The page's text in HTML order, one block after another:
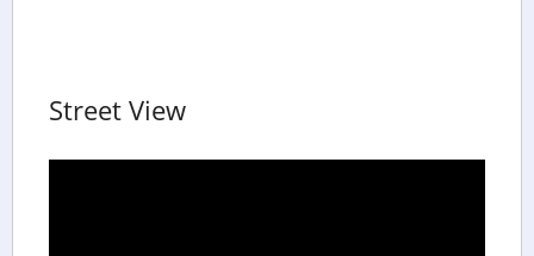
Street View